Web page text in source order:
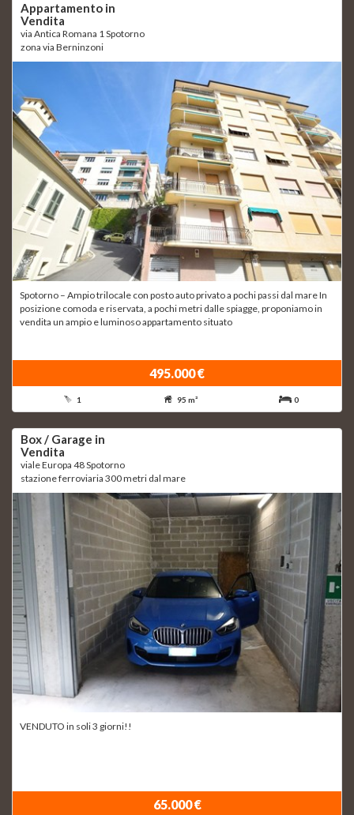
Appartamento in
Vendita
via Antica Romana 1 Spotorno
zona via Berninzoni
Spotorno – Ampio trilocale con posto auto privato a pochi passi dal mare In
posizione comoda e riservata, a pochi metri dalle spiagge, proponiamo in
vendita un ampio e luminoso appartamento situato
495.000 €
1 95 m² 0
Box / Garage in
Vendita
viale Europa 48 Spotorno
stazione ferroviaria 300 metri dal mare
VENDUTO in soli 3 giorni!!
65.000 €